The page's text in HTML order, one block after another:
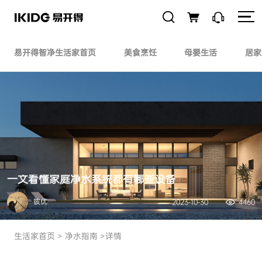
易开得智净生活家首页 美食烹饪 母婴生活 居
一文看懂家庭净水系统都有哪些设备
彼优 2023-10-30 4460
生活家首页 > 净水指南 >详情